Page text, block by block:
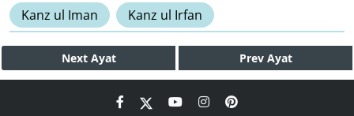
Kanz ul Iman Kanz ul Irfan
Next Ayat Prev Ayat